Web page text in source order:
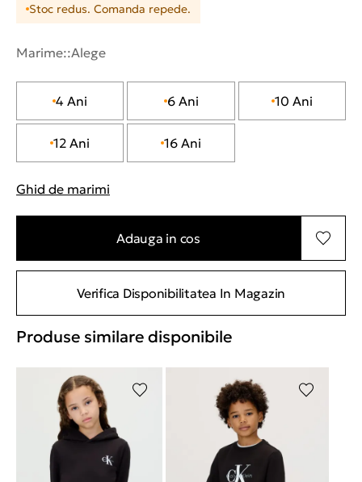
Stoc redus. Comanda repede.
Marime::Alege
4 Ani 6 Ani 10 Ani
12 Ani 16 Ani
Ghid de marimi
Adauga in cos
Verifica Disponibilitatea In Magazin
Produse similare disponibile